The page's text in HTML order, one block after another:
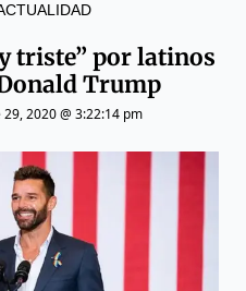
triste” por latinos
Trump
2020 @ 3:22:14 pm